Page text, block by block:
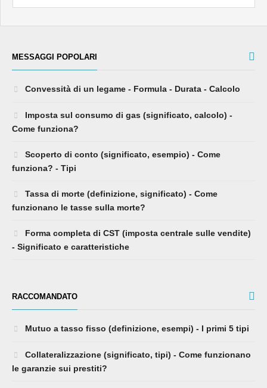
MESSAGGI POPOLARI
Convessità di un legame - Formula - Durata - Calcolo
Imposta sul consumo di gas (significato, calcolo) -
Come funziona?
Scoperto di conto (significato, esempio) - Come
funziona? - Tipi
Tassa di morte (definizione, significato) - Come
funzionano le tasse sulla morte?
Forma completa di CST (imposta centrale sulle vendite)
- Significato e caratteristiche
RACCOMANDATO
Mutuo a tasso fisso (definizione, esempi) - I primi 5 tipi
Collateralizzazione (significato, tipi) - Come funzionano
le garanzie sui prestiti?